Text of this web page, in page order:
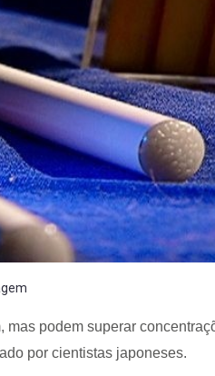
mas podem superar
por cientistas japoneses.